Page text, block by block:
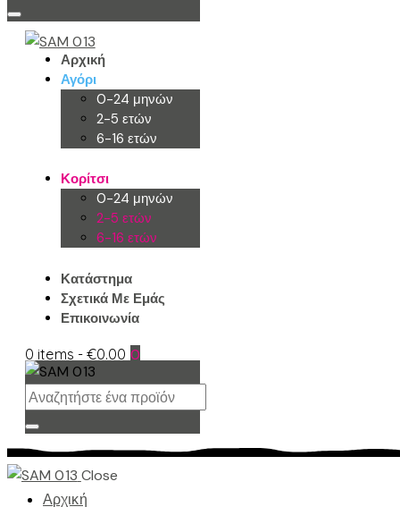
Αρχική
Αγόρι
0-24 μηνών
2-5 ετών
6-16 ετών
Κορίτσι
0-24 μηνών
2-5 ετών
6-16 ετών
Κατάστημα
Σχετικά Με Εμάς
Επικοινωνία
0 items -€0.00 0
Close
Αρχική